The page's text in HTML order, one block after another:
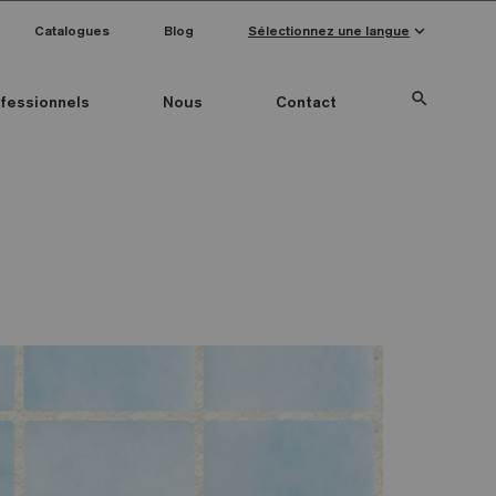
Nous Contact search
Catalogues Blog Sélectionnez une langue keyboard_arrow_down